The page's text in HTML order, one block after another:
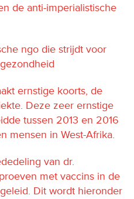
de anti-imperialistische
ngo die strijdt voor
ernstige koorts, de
Deze zeer ernstige
tussen 2013 en 2016
mensen in West-Afrika.
van dr.
met vaccins in de
Dit wordt hieronder